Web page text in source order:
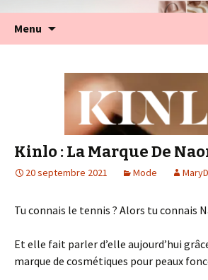
Menu
Kinlo : La Marque De
20 septembre 2021 Mode MaryD
Tu connais le tennis ? Alors tu connais
Et elle fait parler d’elle aujourd’hui
marque de cosmétiques pour peaux